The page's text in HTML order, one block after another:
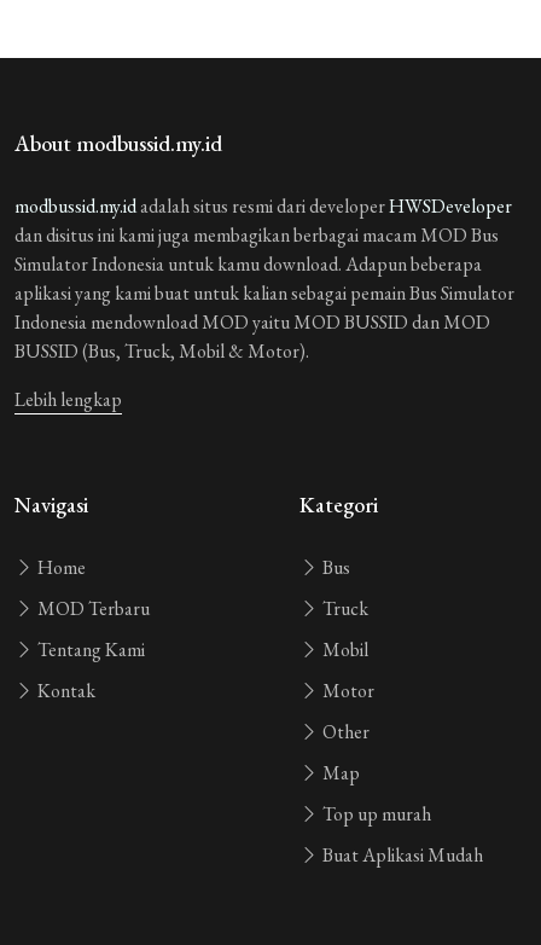
agistA
bagus
Guest_D7ZBI 3 tahun yang lalu
bang tambahin mod sama liverinya bus yudhistira hd
Guest_FHYHB 3 tahun yang lalu
bang truck dongg yang mboiss bang 😍
afif soleh
bang kapan mod bis ya yg bir trans
3 tahun yang lalu
bengkel benget
Guest_FJWA8
About modbussid.my.id
modbussid.my.idadalah situs resmi dari developerHWSDeveloper
dan disitus ini kami juga membagikan berbagai macam MOD Bus
Simulator Indonesia untuk kamu download. Adapun beberapa
aplikasi yang kami buat untuk kalian sebagai pemain Bus Simulator
Indonesia mendownload MOD yaitu MOD BUSSID dan MOD
BUSSID (Bus, Truck, Mobil & Motor).
Lebih lengkap
Navigasi
Home
MOD Terbaru
Tentang Kami
Kontak
Kategori
Bus
Truck
Mobil
Motor
Other
Map
Top up murah
Buat Aplikasi Mudah